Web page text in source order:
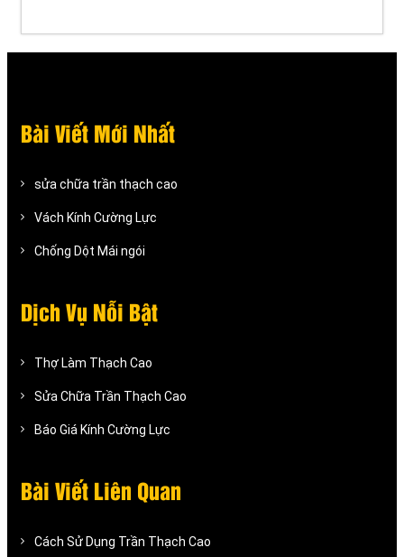
Bài Viết Mới Nhất
sửa chữa trần thạch cao
Vách Kính Cường Lực
Chống Dột Mái ngói
Dịch Vụ Nỗi Bật
Thợ Làm Thạch Cao
Sửa Chữa Trần Thạch Cao
Báo Giá Kính Cường Lực
Bài Viết Liên Quan
Cách Sử Dụng Trần Thạch Cao